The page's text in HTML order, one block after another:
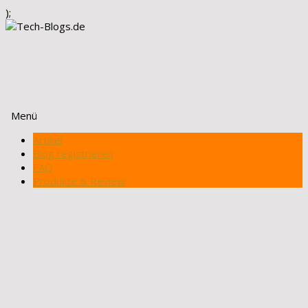
);
Menü
Zum
Inhalt
springen
Artikel
Blog registrieren
FAQ
Produkte & Review